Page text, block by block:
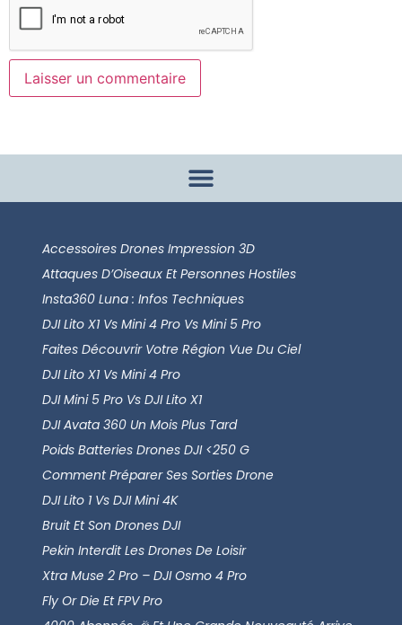
Accessoires Drones Impression 3D
Attaques D’Oiseaux Et Personnes Hostiles
Insta360 Luna : Infos Techniques
DJI Lito X1 Vs Mini 4 Pro Vs Mini 5 Pro
Faites Découvrir Votre Région Vue Du Ciel
DJI Lito X1 Vs Mini 4 Pro
DJI Mini 5 Pro Vs DJI Lito X1
DJI Avata 360 Un Mois Plus Tard
Poids Batteries Drones DJI <250 G
Comment Préparer Ses Sorties Drone
DJI Lito 1 Vs DJI Mini 4K
Bruit Et Son Drones DJI
Pekin Interdit Les Drones De Loisir
Xtra Muse 2 Pro – DJI Osmo 4 Pro
Fly Or Die Et FPV Pro